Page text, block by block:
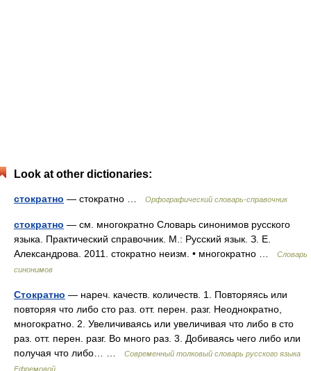
Look at other dictionaries:
стократно — стократно … Орфографический словарь-справочник
стократно — см. многократно Словарь синонимов русского
языка. Практический справочник. М.: Русский язык. З. Е.
Александрова. 2011. стократно неизм. • многократно …
Словарь
синонимов
Стократно — нареч. качеств. количеств. 1. Повторяясь или
повторяя что либо сто раз. отт. перен. разг. Неоднократно,
многократно. 2. Увеличиваясь или увеличивая что либо в сто
раз. отт. перен. разг. Во много раз. 3. Добиваясь чего либо или
получая что либо… …
Современный толковый словарь русского языка
Ефремовой